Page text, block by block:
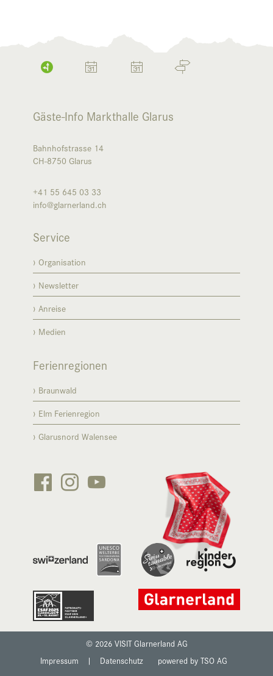
Gäste-Info Markthalle Glarus
Bahnhofstrasse 14
CH-8750 Glarus
+41 55 645 03 33
info@glarnerland.ch
Service
Organisation
Newsletter
Anreise
Medien
Ferienregionen
Braunwald
Elm Ferienregion
Glarusnord Walensee

 
© 2026 VISIT Glarnerland AG
Impressum
| Datenschutz powered by TSO AG